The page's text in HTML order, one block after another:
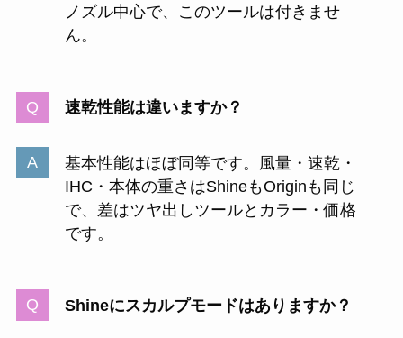
ノズル中心で、このツールは付きませ
ん。
速乾性能は違いますか？
基本性能はほぼ同等です。風量・速乾・
IHC・本体の重さはShineもOriginも同じ
で、差はツヤ出しツールとカラー・価格
です。
Shineにスカルプモードはありますか？